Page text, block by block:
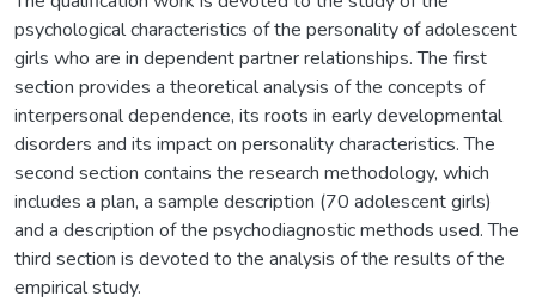
psychological characteristics of the personality of adolescent
girls who are in dependent partner relationships. The first
section provides a theoretical analysis of the concepts of
interpersonal dependence, its roots in early developmental
disorders and its impact on personality characteristics. The
second section contains the research methodology, which
includes a plan, a sample description (70 adolescent girls)
and a description of the psychodiagnostic methods used. The
third section is devoted to the analysis of the results of the
empirical study.